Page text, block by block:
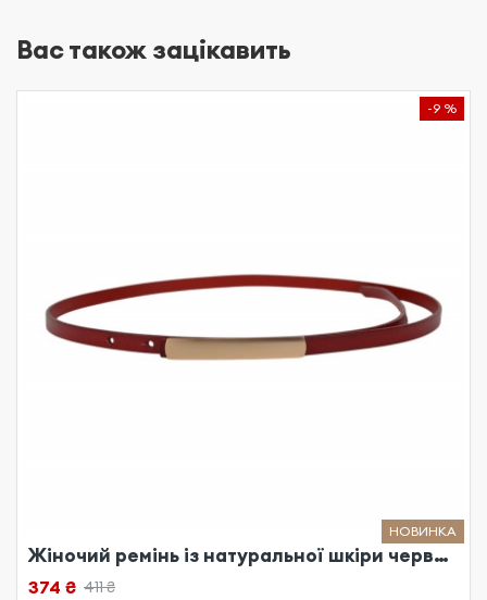
Вас також зацікавить
НОВИНКА
-9 %
Жіночий ремінь із натуральної шкіри червоний
374 ₴ 411 ₴